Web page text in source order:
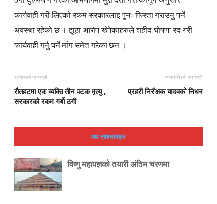
कार्यवाही गरी लिएको रकम सरकारलाइ पुनः फिरता गराउनु पर्ने
अवस्था रहेको छ । झूठा आरोप खेपेकाहरुले शहीद घोषणा रद गरी
कार्यवाही गर्नु पर्ने मांग समेत गरेका छन ।
अघिल्लो सामग्री
रौतहटमा एक व्यक्ति तीन पटक मृत्यु ,
सरकारको रकम गर्यो ठगी
यसपछिको सामग्री
प्रहरी निरीक्षक यादवको निधन
थप समाचारहरु
विष्णु महायज्ञको तयारी अंतिम चरणमा